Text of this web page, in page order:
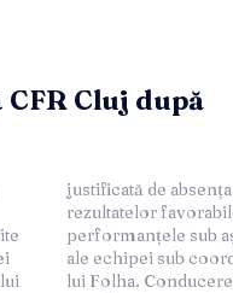
CFR Cluj după